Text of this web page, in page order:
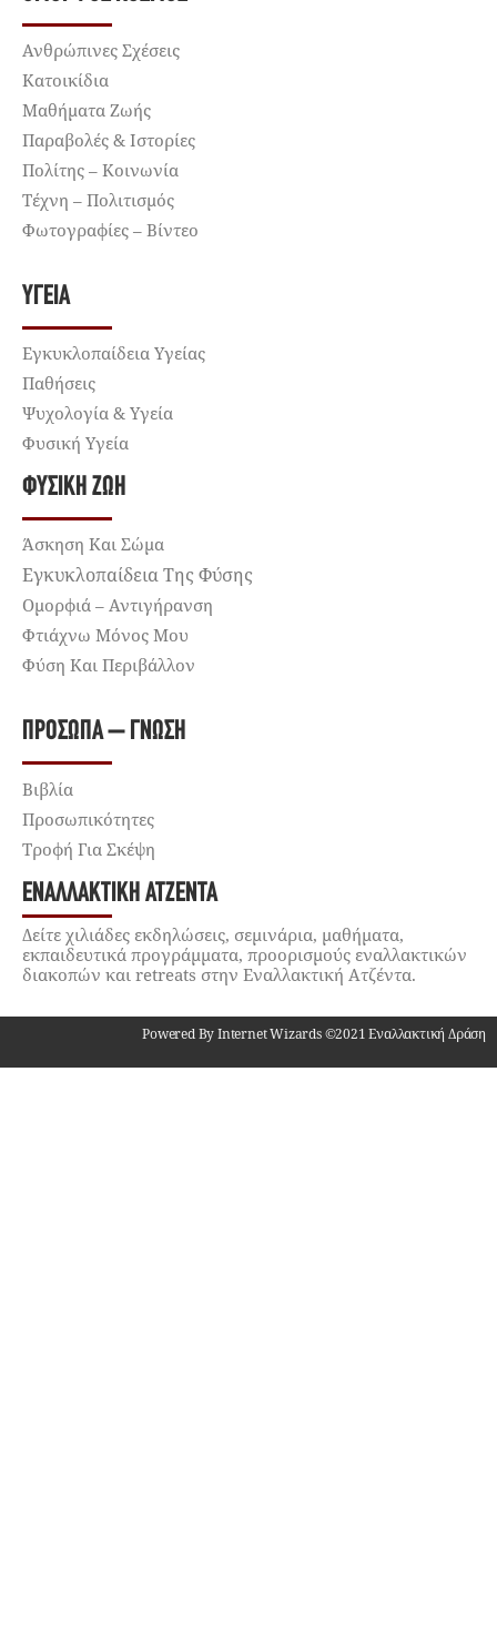
Ανθρώπινες Σχέσεις
Κατοικίδια
Μαθήματα Ζωής
Παραβολές & Ιστορίες
Πολίτης – Κοινωνία
Τέχνη – Πολιτισμός
Φωτογραφίες – Βίντεο
ΥΓΕΊΑ
Εγκυκλοπαίδεια Υγείας
Παθήσεις
Ψυχολογία & Υγεία
Φυσική Υγεία
ΦΥΣΙΚΉ ΖΩΉ
Άσκηση Και Σώμα
Εγκυκλοπαίδεια Της Φύσης
Ομορφιά – Αντιγήρανση
Φτιάχνω Μόνος Μου
Φύση Και Περιβάλλον
ΠΡΌΣΩΠΑ – ΓΝΏΣΗ
Βιβλία
Προσωπικότητες
Τροφή Για Σκέψη
ΕΝΑΛΛΑΚΤΙΚΉ ΑΤΖΈΝΤΑ
Δείτε χιλιάδες εκδηλώσεις, σεμινάρια, μαθήματα,
εκπαιδευτικά προγράμματα, προορισμούς εναλλακτικών
διακοπών και retreats στην Εναλλακτική Ατζέντα.
Powered By Internet Wizards ©2021 Εναλλακτική Δράση